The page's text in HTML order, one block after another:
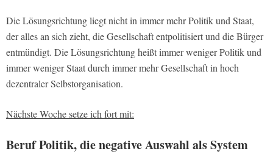
Die Lösungsrichtung liegt nicht in immer mehr Politik und Staat,
der alles an sich zieht, die Gesellschaft entpolitisiert und die Bürger
entmündigt. Die Lösungsrichtung heißt immer weniger Politik und
immer weniger Staat durch immer mehr Gesellschaft in hoch
dezentraler Selbstorganisation.
Nächste Woche setze ich fort mit:
Beruf Politik, die negative Auswahl als System